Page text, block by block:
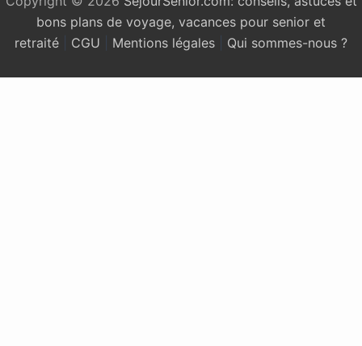
bons plans de voyage, vacances pour senior et
retraité
CGU Mentions légales Qui sommes-nous ?